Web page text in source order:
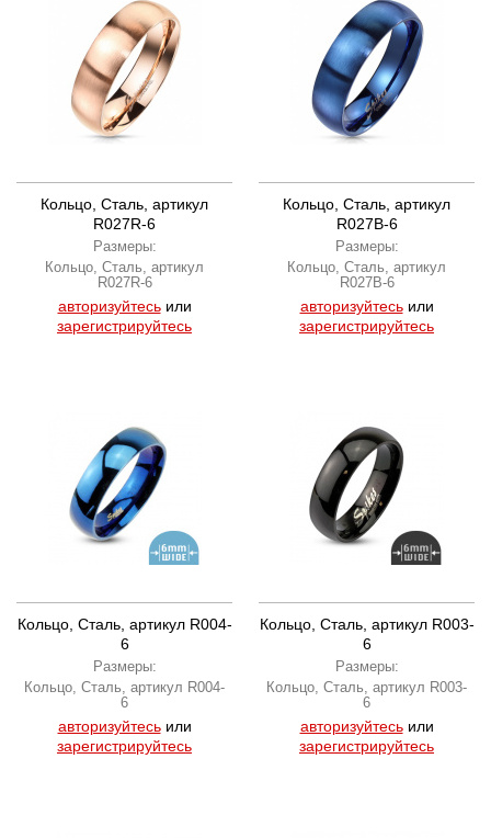
Кольцо, Сталь, артикул
R027R-6
Размеры:
Кольцо, Сталь, артикул
R027R-6
авторизуйтесьили
зарегистрируйтесь
Кольцо, Сталь, артикул
R027B-6
Размеры:
Кольцо, Сталь, артикул
R027B-6
авторизуйтесьили
зарегистрируйтесь
Кольцо, Сталь, артикул R004-
6
Размеры:
Кольцо, Сталь, артикул R004-
6
авторизуйтесьили
зарегистрируйтесь
Кольцо, Сталь, артикул R003-
6
Размеры:
Кольцо, Сталь, артикул R003-
6
авторизуйтесьили
зарегистрируйтесь